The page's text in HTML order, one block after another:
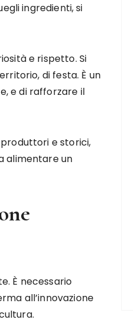
ingredienti, si
e rispetto. Si
di festa. È un
e di rafforzare il
e storici,
alimentare un
È necessario
all’innovazione